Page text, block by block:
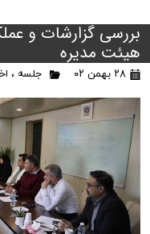
بررسی گزارشات و
هیئت مدیره
۲۸ بهمن ۰۲ جلسه ،